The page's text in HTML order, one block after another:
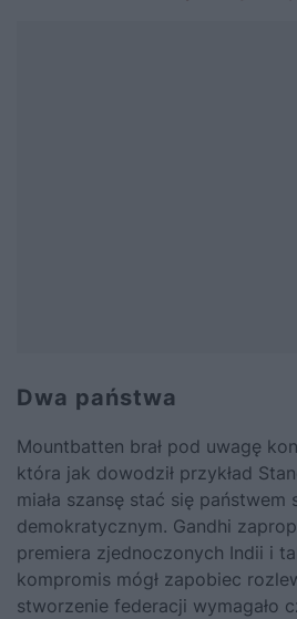
Dwa państwa
Mountbatten brał pod uwagę
która jak dowodził przykład
miała szansę stać się państwem
demokratycznym. Gandhi
premiera zjednoczonych Indii i
kompromis mógł zapobiec
stworzenie federacji wymagało